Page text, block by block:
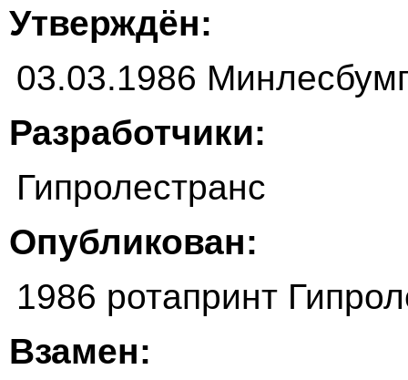
Утверждён:
03.03.1986
Разработчики:
Гипролестранс
Опубликован:
1986 ротапринт
Взамен: